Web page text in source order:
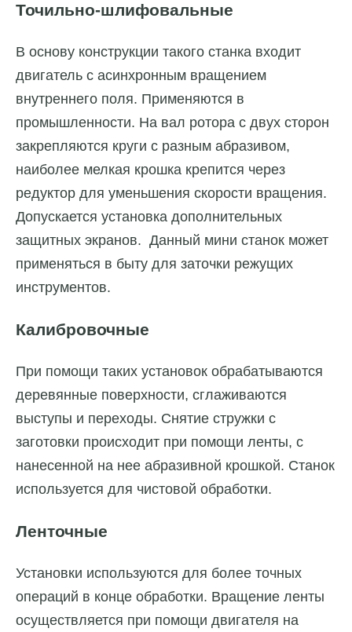
Точильно-шлифовальные
В основу конструкции такого станка входит
двигатель с асинхронным вращением
внутреннего поля. Применяются в
промышленности. На вал ротора с двух сторон
закрепляются круги с разным абразивом,
наиболее мелкая крошка крепится через
редуктор для уменьшения скорости вращения.
Допускается установка дополнительных
защитных экранов. Данный мини станок может
применяться в быту для заточки режущих
инструментов.
Калибровочные
При помощи таких установок обрабатываются
деревянные поверхности, сглаживаются
выступы и переходы. Снятие стружки с
заготовки происходит при помощи ленты, с
нанесенной на нее абразивной крошкой. Станок
используется для чистовой обработки.
Ленточные
Установки используются для более точных
операций в конце обработки. Вращение ленты
осуществляется при помощи двигателя на